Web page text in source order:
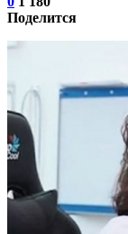
Поделится